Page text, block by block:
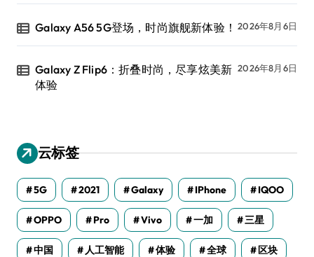
Galaxy A56 5G登场，时尚旗舰新体验！ 2026年8月6日
Galaxy Z Flip6：折叠时尚，尽享炫美新
体验
2026年8月6日
云标签
5G 2021 Galaxy IPhone IQOO
OPPO Pro Vivo 一加 三星
中国 人工智能 体验 全球 区块